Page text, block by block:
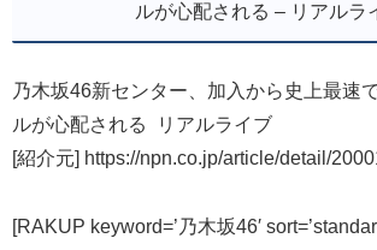
ルが心配される – リアルラ
乃木坂46新センター、加入から史上最速
ルが心配される リアルライブ
[紹介元] https://npn.co.jp/article/detail/
[RAKUP keyword=’乃木坂46′